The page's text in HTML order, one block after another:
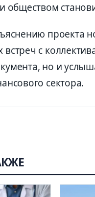
обществом
проекта
с
но и
сектора.